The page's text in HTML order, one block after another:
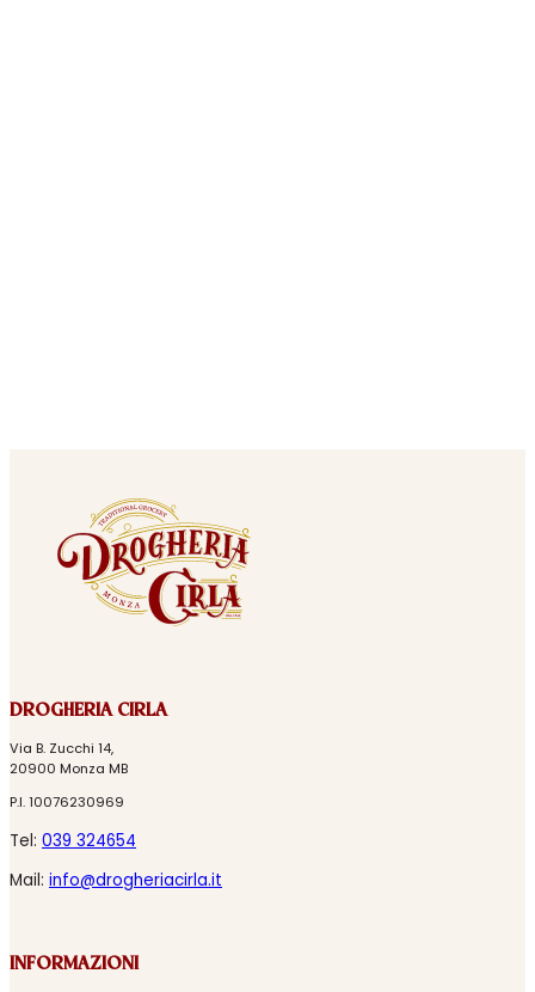
DROGHERIA CIRLA
Via B. Zucchi 14,
20900 Monza MB
P.I. 10076230969
Tel: 039 324654
Mail: info@drogheriacirla.it
INFORMAZIONI